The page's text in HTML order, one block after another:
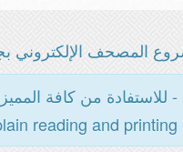
المصحف الإلكتروني
- للاستفادة من كافة
reading and